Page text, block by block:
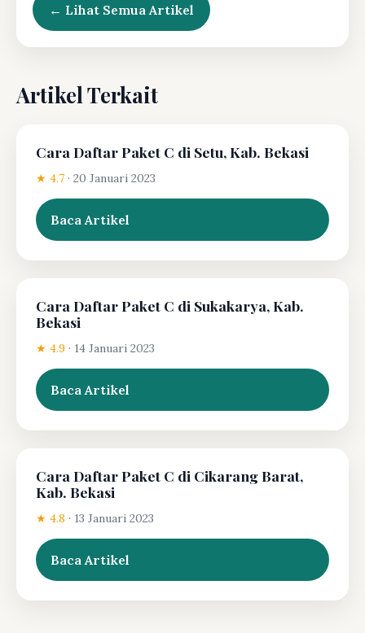
← Lihat Semua Artikel
Artikel Terkait
Cara Daftar Paket C di Setu, Kab. Bekasi
★ 4.7 · 20 Januari 2023
Baca Artikel
Cara Daftar Paket C di Sukakarya, Kab.
Bekasi
★ 4.9 · 14 Januari 2023
Baca Artikel
Cara Daftar Paket C di Cikarang Barat,
Kab. Bekasi
★ 4.8 · 13 Januari 2023
Baca Artikel